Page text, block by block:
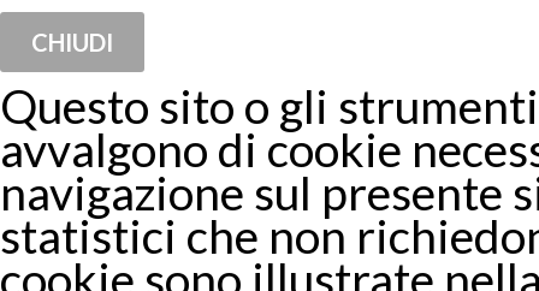
CHIUDI
Questo sito o gli
avvalgono di cookie
navigazione sul presente
statistici che non
cookie sono illustrate